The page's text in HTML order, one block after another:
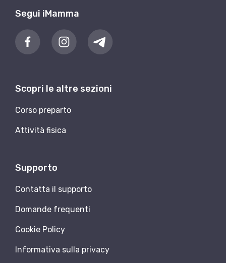
Segui iMamma
Scopri le altre sezioni
Corso preparto
Attività fisica
Supporto
Contatta il supporto
Domande frequenti
Cookie Policy
Informativa sulla privacy